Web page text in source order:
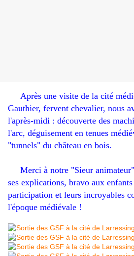
Après une visite de la cité
Gauthier, fervent chevalier, nous
l'après-midi : découverte des
l'arc, déguisement en tenues
"tunnels" du château en bois.
Merci à notre "Sieur
ses explications, bravo aux
participation et leurs incroyables
l'époque médiévale !